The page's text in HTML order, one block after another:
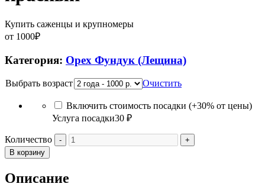
Купить саженцы и крупномеры
от 1000₽
Категория: Орех Фундук (Лещина)
Выбрать возраст Очистить
Включить стоимость посадки (+30% от цены)
Услуга посадки30 ₽
Количество
В корзину
Описание